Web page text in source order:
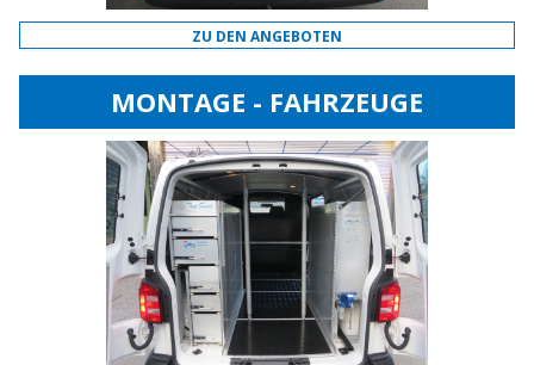
ZU DEN ANGEBOTEN
MONTAGE - FAHRZEUGE